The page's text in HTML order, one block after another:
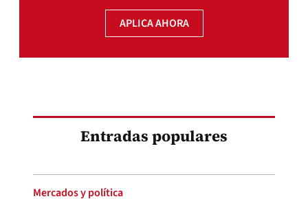
APLICA AHORA
Entradas populares
Mercados y política